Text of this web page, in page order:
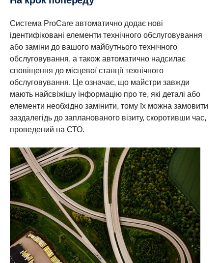
Система ProCare автоматично додає нові
ідентифіковані елементи технічного обслуговування
або заміни до вашого майбутнього технічного
обслуговування, а також автоматично надсилає
сповіщення до місцевої станції технічного
обслуговування. Це означає, що майстри завжди
мають найсвіжішу інформацію про те, які деталі або
елементи необхідно замінити, тому їх можна замовити
заздалегідь до запланованого візиту, скоротивши час,
проведений на СТО.